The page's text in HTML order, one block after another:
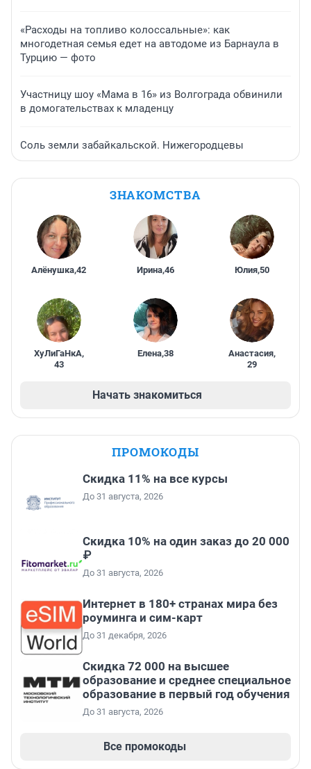
«Расходы на топливо колоссальные»: как
многодетная семья едет на автодоме из Барнаула в
Турцию — фото
Участницу шоу «Мама в 16» из Волгограда обвинили
в домогательствах к младенцу
Соль земли забайкальской. Нижегородцевы
ЗНАКОМСТВА
Алёнушка,42 Ирина,46 Юлия,50
ХуЛиГаНкА,
43
Елена,38 Анастасия,
29
Начать знакомиться
ПРОМОКОДЫ
Скидка 11% на все курсы
До 31 августа, 2026
Скидка 10% на один заказ до 20 000
₽
До 31 августа, 2026
Интернет в 180+ странах мира без
роуминга и сим-карт
До 31 декабря, 2026
Скидка 72 000 на высшее
образование и среднее специальное
образование в первый год обучения
До 31 августа, 2026
Все промокоды